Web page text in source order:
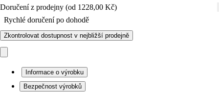
Doručení z prodejny (od 1228,00 Kč)
Rychlé doručení po dohodě
Zkontrolovat dostupnost v nejbližší prodejně
Informace o výrobku
Bezpečnost výrobků